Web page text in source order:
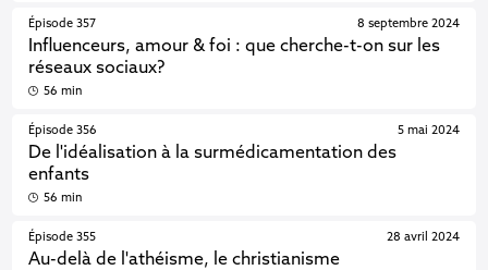
Épisode 357
Influenceurs, amour & foi : que cherche-t-on sur les
réseaux sociaux?
8 septembre 2024
56 min
Épisode 356
De l'idéalisation à la surmédicamentation des
enfants
5 mai 2024
56 min
Épisode 355
Au-delà de l'athéisme, le christianisme
28 avril 2024